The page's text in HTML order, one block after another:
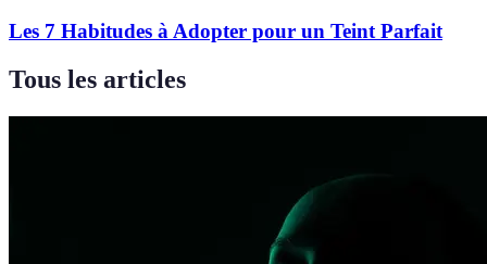
Les 7 Habitudes à Adopter pour un Teint Parfait
Tous les articles